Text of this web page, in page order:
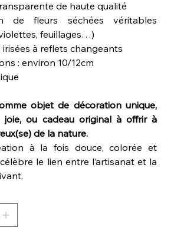
de haute qualité
de fleurs séchées véritables
feuillages…)
irisées à reflets changeants
: environ 10/12cm
objet de décoration unique,
joie, ou cadeau original à offrir à
de la nature.
à la fois douce, colorée et
le lien entre l’artisanat et la